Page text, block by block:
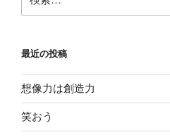
索:
最近の投稿
想像力は創造力
笑おう